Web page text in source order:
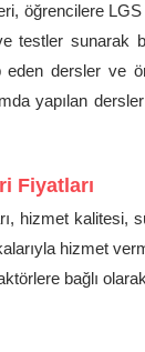
öğrencilere
testler sunarak
dersler ve
yapılan
Fiyatları
hizmet kalitesi,
hizmet
bağlı